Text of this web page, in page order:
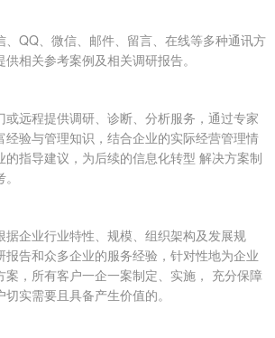
、QQ、微信、邮件、留言、在线等多种通讯方
相关参考案例及相关调研报告。
或远程提供调研、诊断、分析服务，通过专家
经验与管理知识，结合企业的实际经营管理情
的指导建议，为后续的信息化转型 解决方案制
据企业行业特性、规模、组织架构及发展规
报告和众多企业的服务经验，针对性地为企业
案，所有客户一企一案制定、实施， 充分保障
实需要且具备产生价值的。